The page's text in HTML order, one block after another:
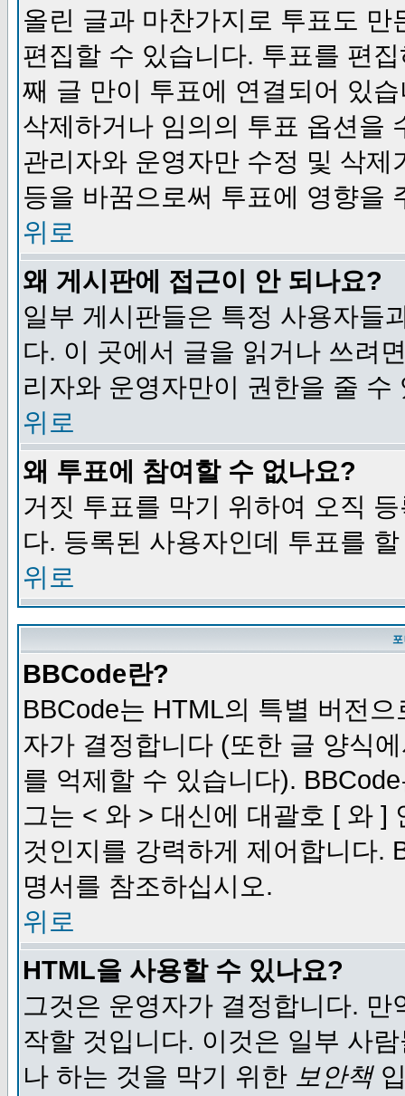
올린 글과 마찬가지로 투표도
편집할 수 있습니다. 투표를 편
째 글 만이 투표에 연결되어 있
삭제하거나 임의의 투표 옵션을
관리자와 운영자만 수정 및 삭
등을 바꿈으로써 투표에 영향을
위로
왜 게시판에 접근이 안 되나요?
일부 게시판들은 특정 사용자들
다. 이 곳에서 글을 읽거나 쓰려
리자와 운영자만이 권한을 줄
위로
왜 투표에 참여할 수 없나요?
거짓 투표를 막기 위하여 오직
다. 등록된 사용자인데 투표를
위로
BBCode란?
BBCode는 HTML의 특별 버전
자가 결정합니다 (또한 글 양식
를 억제할 수 있습니다).
그는 < 와 > 대신에 대괄호 [ 와 ]
것인지를 강력하게 제어합니다.
명서를 참조하십시오.
위로
HTML을 사용할 수 있나요?
그것은 운영자가 결정합니다.
작할 것입니다. 이것은 일부 사
나 하는 것을 막기 위한 보안책